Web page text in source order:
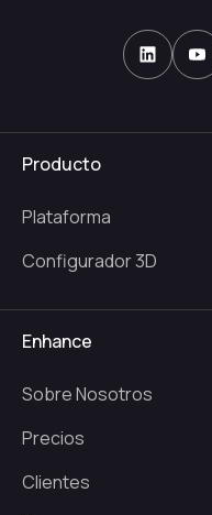
Producto
Plataforma
Configurador 3D
Enhance
Sobre Nosotros
Precios
Clientes